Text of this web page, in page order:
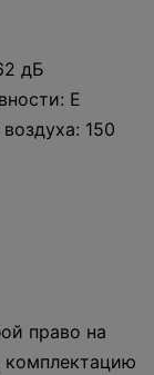
дБ
Е
150
право на
комплектацию